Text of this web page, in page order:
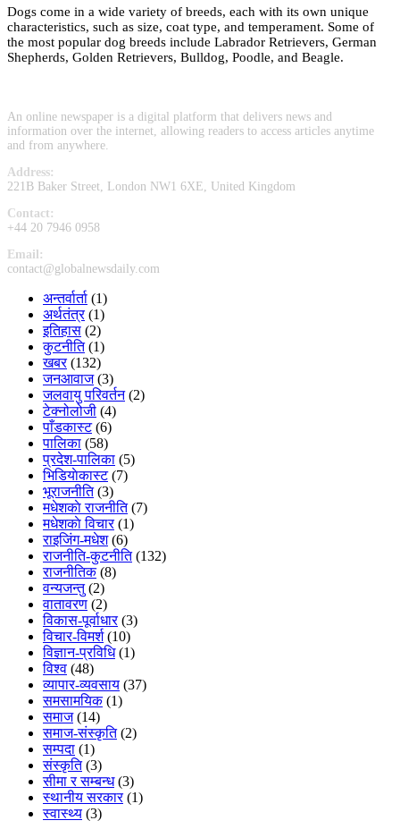
Dogs come in a wide variety of breeds, each with its own unique
characteristics, such as size, coat type, and temperament. Some of
the most popular dog breeds include Labrador Retrievers, German
Shepherds, Golden Retrievers, Bulldog, Poodle, and Beagle.
An online newspaper is a digital platform that delivers news and
information over the internet, allowing readers to access articles anytime
and from anywhere.
Address:
221B Baker Street, London NW1 6XE, United Kingdom
Contact:
+44 20 7946 0958
Email:
contact@globalnewsdaily.com
अन्तर्वार्ता (1)
अर्थतंत्र(1)
इतिहास (2)
कुटनीति(1)
खबर(132)
जनआवाज(3)
जलवायु परिवर्तन(2)
टेक्नोलोजी (4)
पाँडकास्ट(6)
पालिका (58)
प्रदेश-पालिका (5)
भिडियाेकास्ट(7)
भूराजनीति(3)
मधेशकाे राजनीति(7)
मधेशकाे विचार(1)
राइजिंग-मधेश(6)
राजनीति-कुटनीति(132)
राजनीतिक(8)
वन्यजन्तु(2)
वातावरण (2)
विकास-पूर्वाधार(3)
विचार-विमर्श(10)
विज्ञान-प्रविधि(1)
विश्व (48)
व्यापार-व्यवसाय (37)
समसामयिक(1)
समाज(14)
समाज-संस्कृति(2)
सम्पदा (1)
संस्कृति(3)
सीमा र सम्बन्ध(3)
स्थानीय सरकार(1)
स्वास्थ्य (3)